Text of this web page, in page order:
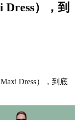
），到
Dress），到底